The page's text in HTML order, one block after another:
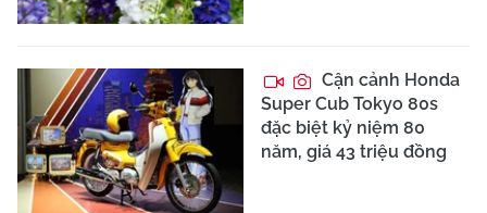
Cận cảnh Honda
Super Cub Tokyo 80s
đặc biệt kỷ niệm 80
năm, giá 43 triệu đồng